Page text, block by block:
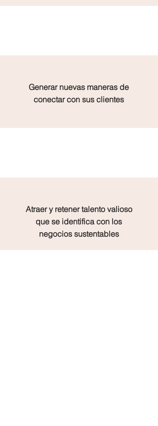
Generar nuevas maneras de
conectar con sus clientes
Atraer y retener talento valioso
que se identifica con los
negocios sustentables